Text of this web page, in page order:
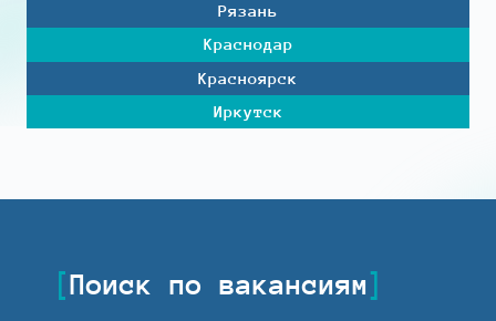
Рязань
Краснодар
Красноярск
Иркутск
Поиск по вакансиям